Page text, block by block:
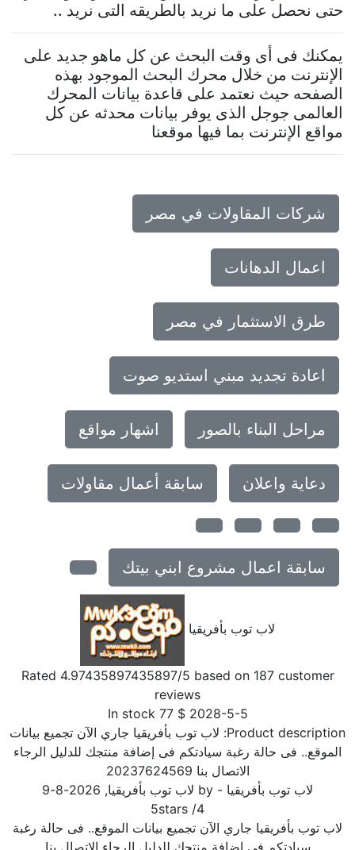
حتى نحصل على ما نريد بالطريقه التى نريد ..
يمكنك فى أى وقت البحث عن كل ماهو جديد على
الإنترنت من خلال محرك البحث الموجود بهذه
الصفحه حيث نعتمد على قاعدة بيانات المحرك
العالمى جوجل الذى يوفر بيانات محدثه عن كل
مواقع الإنترنت بما فيها موقعنا
شركات المقاولات في مصر
اعمال الدهانات
طرق الاستثمار في مصر
اعادة تجديد مبني استديو صوت
مراحل البناء بالصور اشهار مواقع
دعاية واعلان سابقة أعمال مقاولات
سابقة اعمال مشروع ابني بيتك
لاب توب بأفريقيا
Rated4.97435897435897/5 based on187customer
reviews
2028-5-5
$
77
In stock
Product لاب توب بأفريقيا جاري الآن تجميع بيانات
الموقع.. فى حالة رغبة سيادتكم فى إضافة منتجك للدليل الرجاء
الاتصال بنا 20237624569
لاب توب بأفريقيا- by لاب توب بأفريقيا,
2026-8-9
/
5stars
لاب توب بأفريقيا جاري الآن تجميع بيانات الموقع.. فى حالة رغبة
سيادتكم فى إضافة منتجك للدليل الرجاء الاتصال بنا